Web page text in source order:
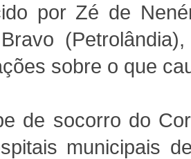
por Zé de
sobre o que
de socorro do
municipais